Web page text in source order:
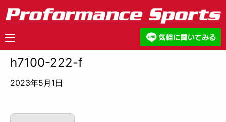
h7100-222-f
2023年5月1日